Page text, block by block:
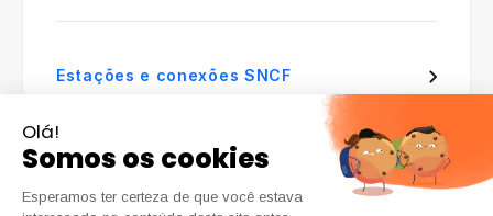
Estações e conexões SNCF